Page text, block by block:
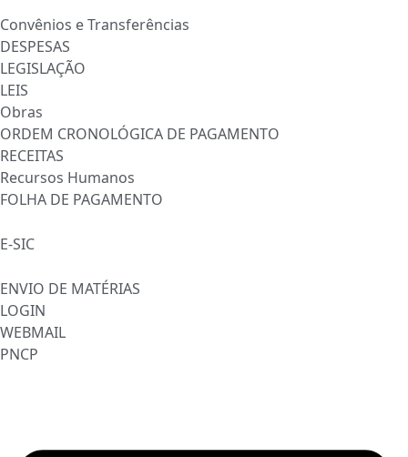
Convênios e Transferências
DESPESAS
LEGISLAÇÃO
LEIS
Obras
ORDEM CRONOLÓGICA DE PAGAMENTO
RECEITAS
Recursos Humanos
FOLHA DE PAGAMENTO
E-SIC
ENVIO DE MATÉRIAS
LOGIN
WEBMAIL
PNCP